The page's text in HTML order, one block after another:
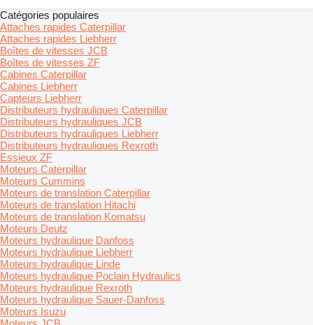
Catégories populaires
Attaches rapides Caterpillar
Attaches rapides Liebherr
Boîtes de vitesses JCB
Boîtes de vitesses ZF
Cabines Caterpillar
Cabines Liebherr
Capteurs Liebherr
Distributeurs hydrauliques Caterpillar
Distributeurs hydrauliques JCB
Distributeurs hydrauliques Liebherr
Distributeurs hydrauliques Rexroth
Essieux ZF
Moteurs Caterpillar
Moteurs Cummins
Moteurs de translation Caterpillar
Moteurs de translation Hitachi
Moteurs de translation Komatsu
Moteurs Deutz
Moteurs hydraulique Danfoss
Moteurs hydraulique Liebherr
Moteurs hydraulique Linde
Moteurs hydraulique Poclain Hydraulics
Moteurs hydraulique Rexroth
Moteurs hydraulique Sauer-Danfoss
Moteurs Isuzu